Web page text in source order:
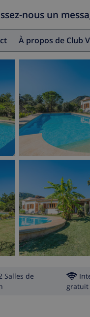
nous un
À propos de Club
Salles de
gratuit